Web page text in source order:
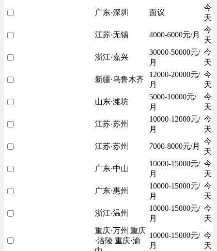
广东·深圳 面议
今
天
江苏·无锡 4000-6000元/月
今
天
浙江·嘉兴
30000-50000元/
月
今
天
新疆·乌鲁木齐
12000-20000元/
月
今
天
山东·潍坊
5000-10000元/
月
今
天
江苏·苏州
10000-12000元/
月
今
天
江苏·苏州 7000-8000元/月
今
天
广东·中山
10000-15000元/
月
今
天
广东·惠州
10000-15000元/
月
今
天
浙江·温州
10000-15000元/
月
今
天
重庆·万州 重庆
·涪陵 重庆·渝
10000-15000元/
月
今
天